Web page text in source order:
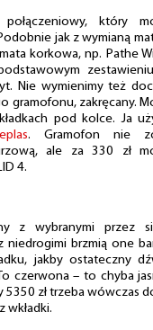
który
jak z wymianą
korkowa, np. Pathe
Nie wymienimy też
gramofonu, zakręcany.
pod kolce. Ja
. Gramofon nie
ale za 330 zł
4.
z wybranymi przez
niedrogimi brzmią one
jakby ostateczny
czerwona – to chyba
5350 zł trzeba wówczas
wkładki.